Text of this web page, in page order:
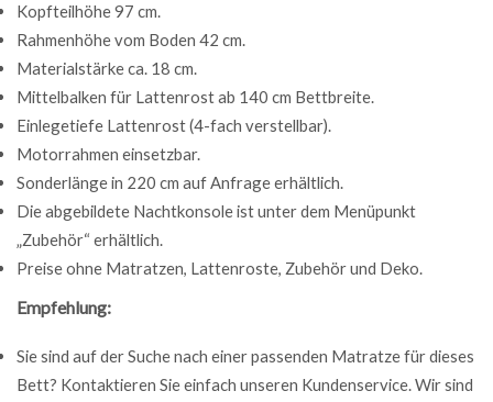
Kopfteilhöhe 97 cm.
Rahmenhöhe vom Boden 42 cm.
Materialstärke ca. 18 cm.
Mittelbalken für Lattenrost ab 140 cm Bettbreite.
Einlegetiefe Lattenrost (4-fach verstellbar).
Motorrahmen einsetzbar.
Sonderlänge in 220 cm auf Anfrage erhältlich.
Die abgebildete Nachtkonsole ist unter dem Menüpunkt
„Zubehör“ erhältlich.
Preise ohne Matratzen, Lattenroste, Zubehör und Deko.
Empfehlung:
Sie sind auf der Suche nach einer passenden Matratze für dieses
Bett? Kontaktieren Sie einfach unseren Kundenservice. Wir sind